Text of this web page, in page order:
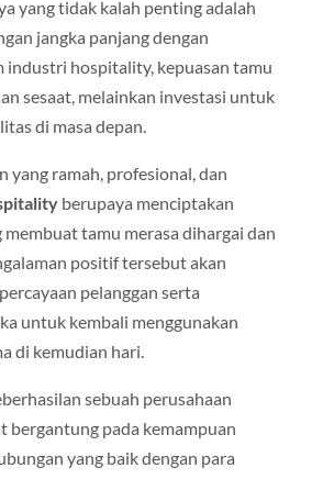
yang tidak kalah penting adalah
jangka panjang dengan
industri hospitality, kepuasan tamu
sesaat, melainkan investasi untuk
di masa depan.
yang ramah, profesional, dan
berupaya menciptakan
membuat tamu merasa dihargai dan
positif tersebut akan
pelanggan serta
untuk kembali menggunakan
di kemudian hari.
sebuah perusahaan
bergantung pada kemampuan
yang baik dengan para